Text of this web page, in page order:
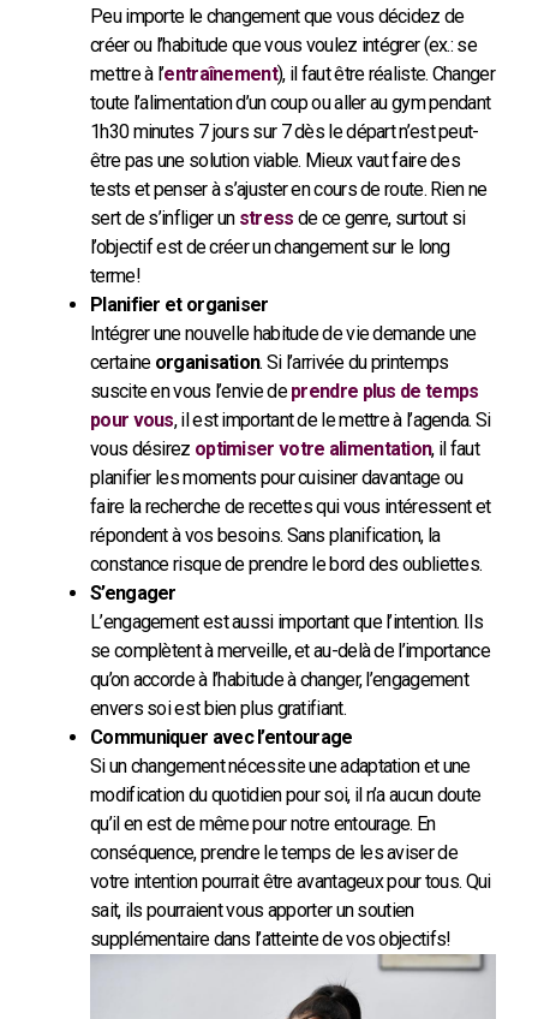
Peu importe le changement que vous décidez de
créer ou l’habitude que vous voulez intégrer (ex.: se
mettre à l’entraînement), il faut être réaliste. Changer
toute l’alimentation d’un coup ou aller au gym pendant
1h30 minutes 7 jours sur 7 dès le départ n’est peut-
être pas une solution viable. Mieux vaut faire des
tests et penser à s’ajuster en cours de route. Rien ne
sert de s’infliger un stress de ce genre, surtout si
l’objectif est de créer un changement sur le long
terme!
Planifier et organiser
Intégrer une nouvelle habitude de vie demande une
certaine organisation. Si l’arrivée du printemps
suscite en vous l’envie deprendre plus de temps
pour vous, il est important de le mettre à l’agenda. Si
vous désirez optimiser votre alimentation, il faut
planifier les moments pour cuisiner davantage ou
faire la recherche de recettes qui vous intéressent et
répondent à vos besoins. Sans planification, la
constance risque de prendre le bord des oubliettes.
S’engager
L’engagement est aussi important que l’intention. Ils
se complètent à merveille, et au-delà de l’importance
qu’on accorde à l’habitude à changer, l’engagement
envers soi est bien plus gratifiant.
Communiquer avec l’entourage
Si un changement nécessite une adaptation et une
modification du quotidien pour soi, il n’a aucun doute
qu’il en est de même pour notre entourage. En
conséquence, prendre le temps de les aviser de
votre intention pourrait être avantageux pour tous. Qui
sait, ils pourraient vous apporter un soutien
supplémentaire dans l’atteinte de vos objectifs!